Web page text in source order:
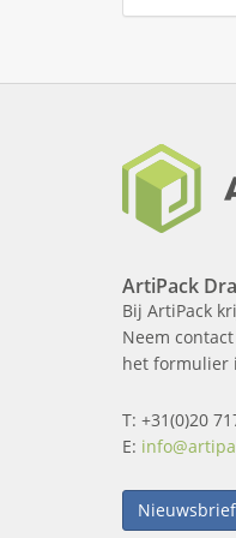
ArtiPack
Bij ArtiPack
Neem
het formulier
T: +31(0)20
E:
Nieuwsbrief